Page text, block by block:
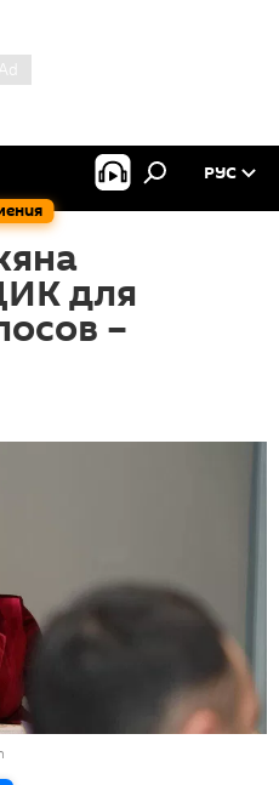
РУС
для
–